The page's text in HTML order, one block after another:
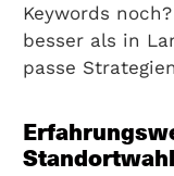
Keywords
besser als in
passe
Standortwahl